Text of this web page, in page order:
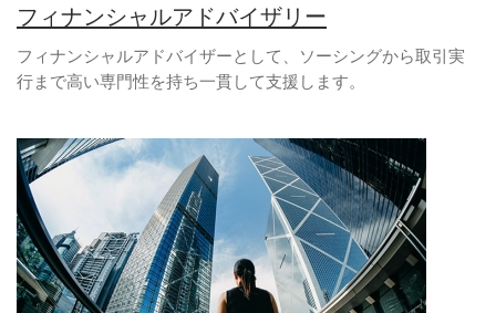
フィナンシャルアドバイザリー
フィナンシャルアドバイザーとして、ソーシングから取引実
行まで高い専門性を持ち一貫して支援します。